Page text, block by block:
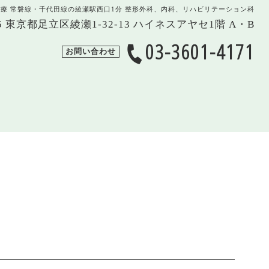
常磐線・千代田線の綾瀬駅西口1分 整形外科、内科、リハビリテーション科
東京都足立区綾瀬1-32-13 ハイネスアヤセ1階 A・B
お問い合わせ 03-3601-4171